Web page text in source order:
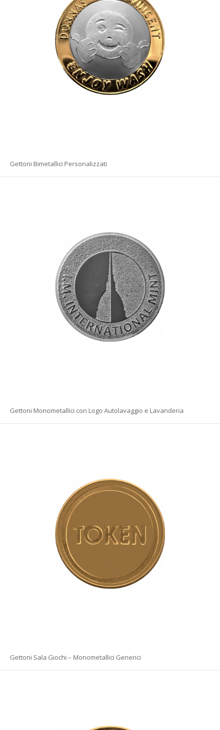
Gettoni Bimetallici Personalizzati
Gettoni Monometallici con Logo Autolavaggio e Lavanderia
Gettoni Sala Giochi – Monometallici Generici